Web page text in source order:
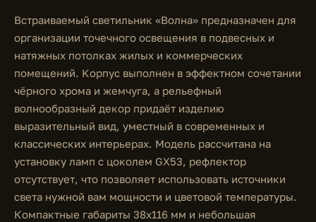
Встраиваемый светильник «Волна» предназначен для
организации точечного освещения в подвесных и
натяжных потолках жилых и коммерческих
помещений. Корпус выполнен в эффектном сочетании
чёрного хрома и жемчуга, а рельефный
волнообразный декор придаёт изделию
выразительный вид, уместный в современных и
классических интерьерах. Модель рассчитана на
установку ламп с цоколем GX53, рефлектор
отсутствует, что позволяет использовать источники
света нужной вам мощности и цветовой температуры.
Компактные габариты 38x116 мм и небольшая